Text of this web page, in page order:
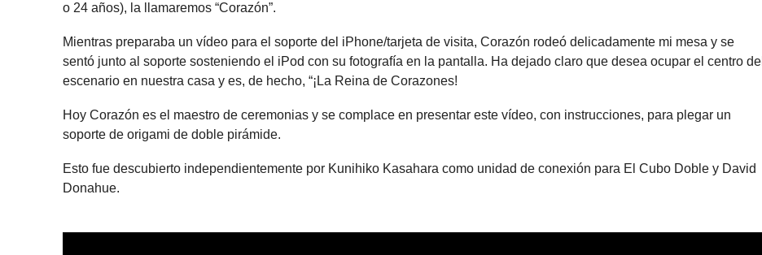
o 24 años), la llamaremos “Corazón”.
Mientras preparaba un vídeo para el soporte del iPhone/tarjeta de visita, Corazón rodeó delicadamente mi mesa y se
sentó junto al soporte sosteniendo el iPod con su fotografía en la pantalla. Ha dejado claro que desea ocupar el centro del
escenario en nuestra casa y es, de hecho, “¡La Reina de Corazones!
Hoy Corazón es el maestro de ceremonias y se complace en presentar este vídeo, con instrucciones, para plegar un
soporte de origami de doble pirámide.
Esto fue descubierto independientemente por Kunihiko Kasahara como unidad de conexión para El Cubo Doble y David
Donahue.